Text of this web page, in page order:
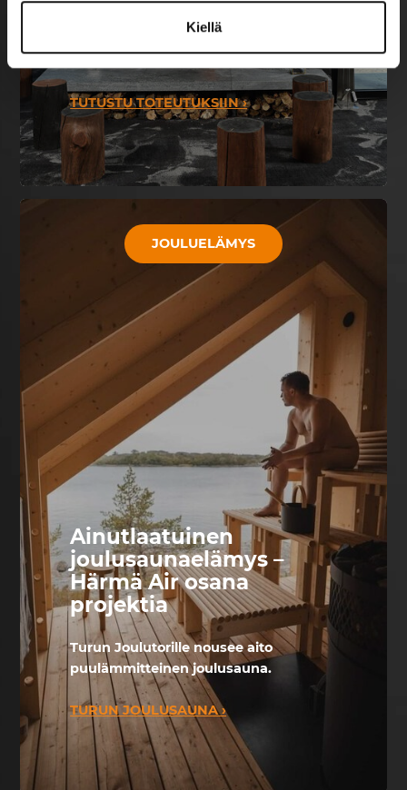
Kiellä
Siro-savupiipuilla on ratkaistu
TUTUSTU TOTEUTUKSIIN ›
Ainutlaatuinen
joulusaunaelämys –
Härmä Air osana
projektia
Turun Joulutorille nousee aito
puulämmitteinen joulusauna.
TURUN JOULUSAUNA ›
JOULUELÄMYS